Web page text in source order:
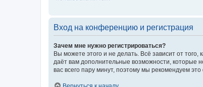
Вход на конференцию и регистрация
Зачем мне нужно регистрироваться?
Вы можете этого и не делать. Всё зависит от
даёт вам дополнительные возможности, которые
вас всего пару минут, поэтому мы рекомендуем это